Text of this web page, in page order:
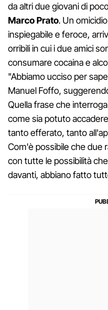
da altri due giovani di
Marco Prato. Un
inspiegabile e feroce,
orribili in cui i due amici
consumare cocaina e
"Abbiamo ucciso per
Manuel Foffo,
Quella frase che
come sia potuto
tanto efferato, tanto
Com'è possibile che due
con tutte le possibilità
davanti, abbiano fatto